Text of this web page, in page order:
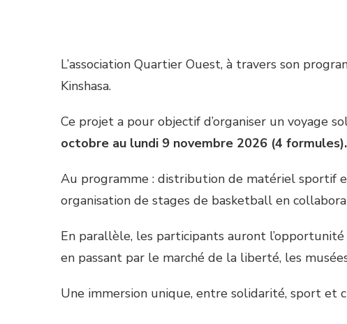
L’association Quartier Ouest, à travers son
Kinshasa.
Ce projet a pour objectif d’organiser un voyage
octobre au lundi 9 novembre 2026 (4 formules).
Au programme : distribution de matériel sportif
organisation de stages de basketball en
En parallèle, les participants auront
en passant par le marché de la liberté, les
Une immersion unique, entre solidarité, sport et